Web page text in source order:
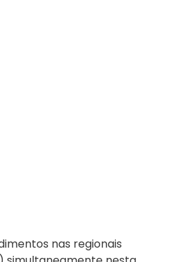
nas regionais